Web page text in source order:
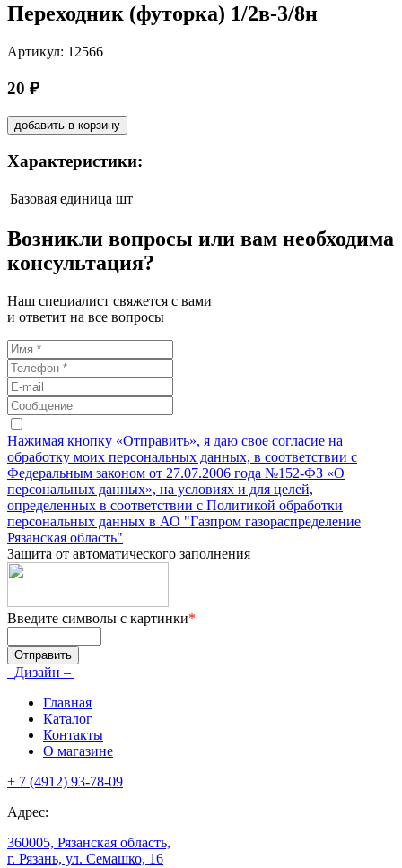
Переходник (футорка) 1/2в-3/8н
Артикул: 12566
20 ₽
добавить в корзину
Характеристики:
Базовая единица шт
Возникли вопросы или вам необходима
консультация?
Наш специалист свяжется с вами
и ответит на все вопросы
Нажимая кнопку «Отправить», я даю свое согласие на
обработку моих персональных данных, в соответствии с
Федеральным законом от 27.07.2006 года №152-ФЗ «О
персональных данных», на условиях и для целей,
определенных в соответствии с Политикой обработки
персональных данных в АО "Газпром газораспределение
Рязанская область"
Защита от автоматического заполнения
Введите символы с картинки*
Дизайн –
Главная
Каталог
Контакты
О магазине
+ 7 (4912) 93-78-09
Адрес:
360005, Рязанская область,
г. Рязань, ул. Семашко, 16